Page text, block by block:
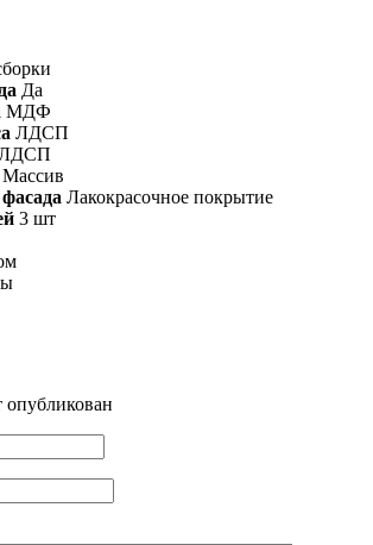
Да
МДФ
ЛДСП
Массив
Лакокрасочное покрытие
3 шт
опубликован